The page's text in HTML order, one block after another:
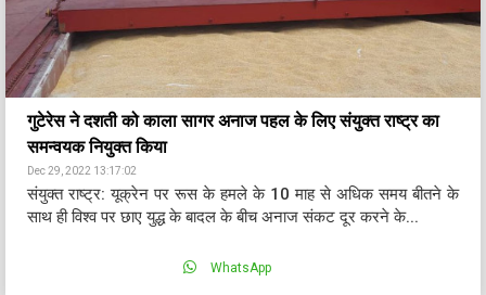
गुटेरेस ने दशती को काला सागर अनाज पहल के लिए संयुक्त राष्ट्र का
समन्वयक नियुक्त किया
Dec 29, 2022 13:17:02
संयुक्त राष्ट्र: यूक्रेन पर रूस के हमले के 10 माह से अधिक समय बीतने के
साथ ही विश्व पर छाए युद्ध के बादल के बीच अनाज संकट दूर करने के...
WhatsApp